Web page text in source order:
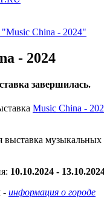
China - 2024"
- 2024
завершилась.
Music China -
музыкальных
10.10.2024 -
- информация о городе